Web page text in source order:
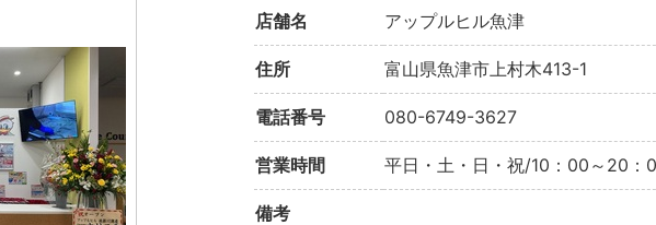
店舗名 アップルヒル魚津
住所 富山県魚津市上村木413-1
電話番号 080-6749-3627
営業時間 平日・土・日・祝/10：00～20：
備考